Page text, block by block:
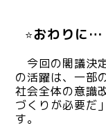
⭐おわりに…
今回の閣議決
の活躍は、一部
社会全体の意識
づくりが必要だ
す。